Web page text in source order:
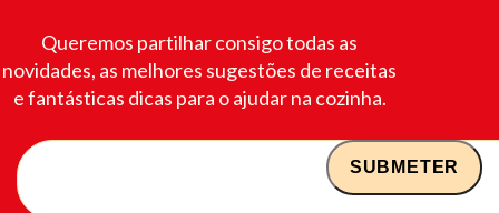
Queremos partilhar consigo todas as
novidades, as melhores sugestões de receitas
e fantásticas dicas para o ajudar na cozinha.